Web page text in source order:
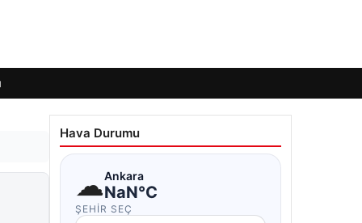
Hava Durumu
☁Ankara
NaN°C
ŞEHIR SEÇ